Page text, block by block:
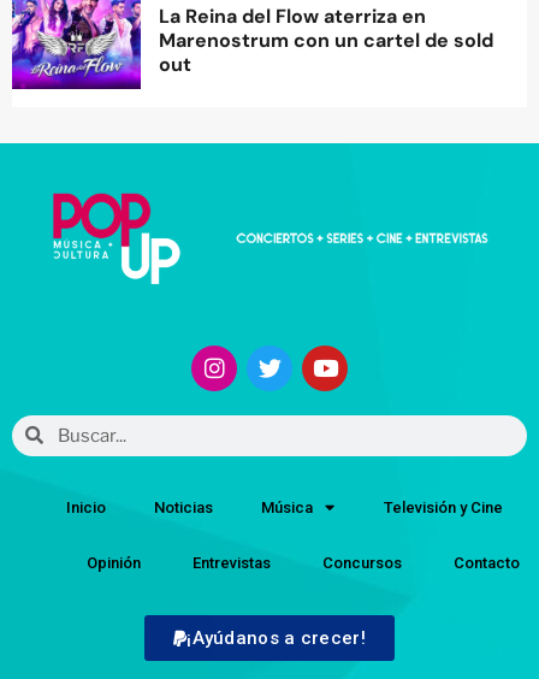
La Reina del Flow aterriza en
Marenostrum con un cartel de sold
out
Inicio Noticias Música Televisión y Cine
Opinión Entrevistas Concursos Contacto
¡Ayúdanos a crecer!